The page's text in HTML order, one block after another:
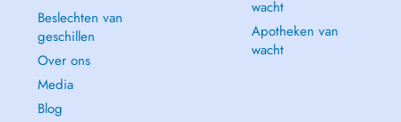
Beslechten van
geschillen
Over ons
Media
Blog
wacht
Apotheken van
wacht